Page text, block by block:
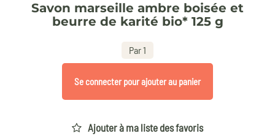
Savon marseille ambre boisée et
beurre de karité bio* 125 g
Par 1
Se connecter pour ajouter au panier
Ajouter à ma liste des favoris